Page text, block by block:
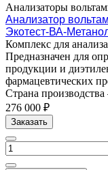
Анализаторы
Анализатор
Экотест-ВА-
Комплекс для
Предназначен для
продукции и
фармацевтических
Страна производства
276 000 ₽
Заказать